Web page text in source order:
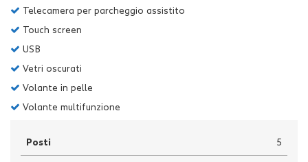
Telecamera per parcheggio assistito
Touch screen
USB
Vetri oscurati
Volante in pelle
Volante multifunzione
Posti 5